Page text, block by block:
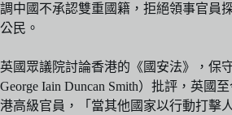
調中國不承認雙重國籍，拒絕領事官員
公民。
英國眾議院討論香港的《國安法》，保
George Iain Duncan Smith）批評，英國
港高級官員，「當其他國家以行動打擊